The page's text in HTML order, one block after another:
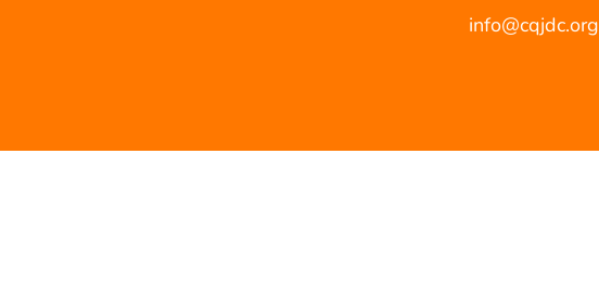
info@cqjdc.org